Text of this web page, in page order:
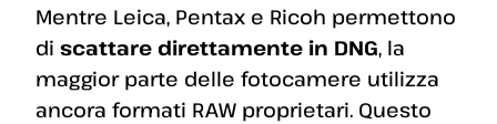
Mentre Leica, Pentax e Ricoh permettono
di scattare direttamente in DNG, la
maggior parte delle fotocamere utilizza
ancora formati RAW proprietari. Questo